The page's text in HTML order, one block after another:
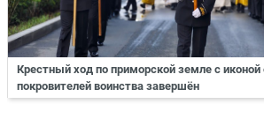
Крестный ход по приморской земле с
покровителей воинства завершён